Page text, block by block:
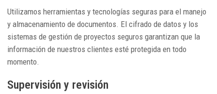
Utilizamos herramientas y tecnologías seguras para el manejo
y almacenamiento de documentos. El cifrado de datos y los
sistemas de gestión de proyectos seguros garantizan que la
información de nuestros clientes esté protegida en todo
momento.
Supervisión y revisión